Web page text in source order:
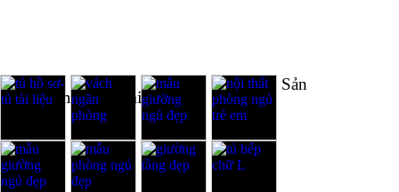
Sản phẩm cùng loại
Sản